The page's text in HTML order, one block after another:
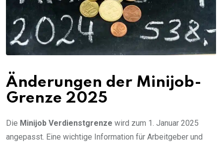
Änderungen der Minijob-
Grenze 2025
Die Minijob Verdienstgrenze wird zum 1. Januar 2025
angepasst. Eine wichtige Information für Arbeitgeber und